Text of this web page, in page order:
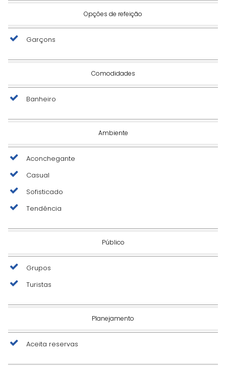
Opções de refeição
Garçons
Comodidades
Banheiro
Ambiente
Aconchegante
Casual
Sofisticado
Tendência
Público
Grupos
Turistas
Planejamento
Aceita reservas